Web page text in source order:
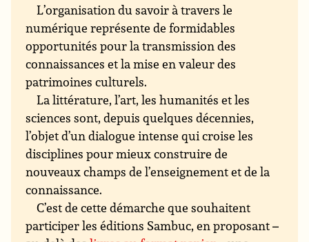
L’organisation du savoir à travers le
numérique représente de formidables
opportunités pour la transmission des
connaissances et la mise en valeur des
patrimoines culturels.
La littérature, l’art, les humanités et les
sciences sont, depuis quelques décennies,
l’objet d’un dialogue intense qui croise les
disciplines pour mieux construire de
nouveaux champs de l’enseignement et de la
connaissance.
C’est de cette démarche que souhaitent
participer les éditions Sambuc, en proposant –